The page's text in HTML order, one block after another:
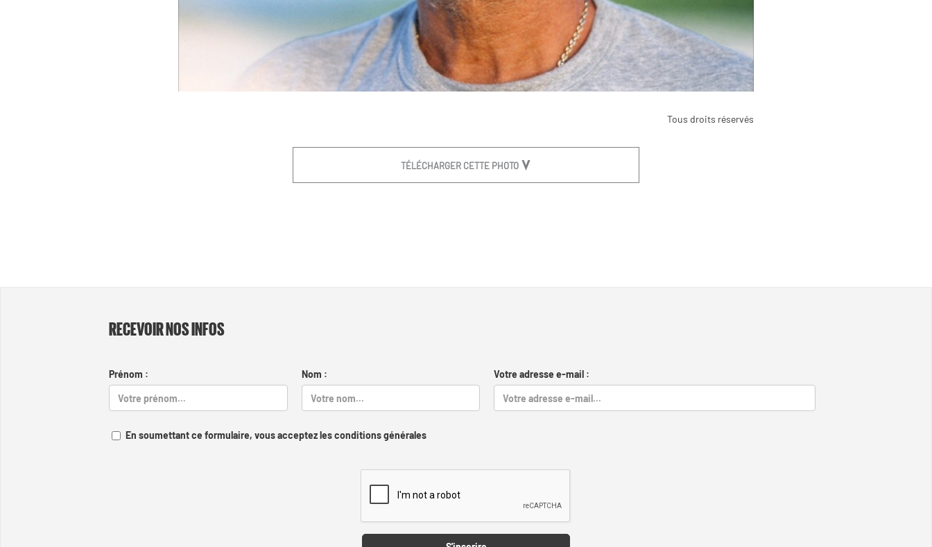
Tous droits réservés
TÉLÉCHARGER CETTE PHOTO
RECEVOIR NOS INFOS
Prénom : Nom : Votre adresse e-mail :
En soumettant ce formulaire, vous acceptez les conditions générales